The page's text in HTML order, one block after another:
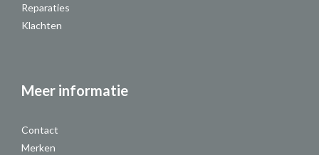
Reparaties
Klachten
Meer informatie
Contact
Merken